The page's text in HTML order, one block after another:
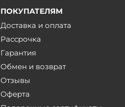
ПОКУПАТЕЛЯМ
Доставка и оплата
Рассрочка
Гарантия
Обмен и возврат
Отзывы
Оферта